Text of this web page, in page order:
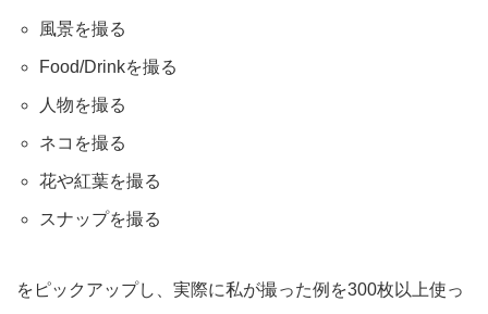
風景を撮る
Food/Drinkを撮る
人物を撮る
ネコを撮る
花や紅葉を撮る
スナップを撮る
をピックアップし、実際に私が撮った例を300枚以上使っ